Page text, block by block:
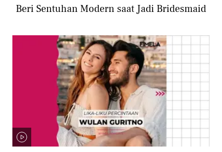
Beri Sentuhan Modern saat Jadi Bridesmaid